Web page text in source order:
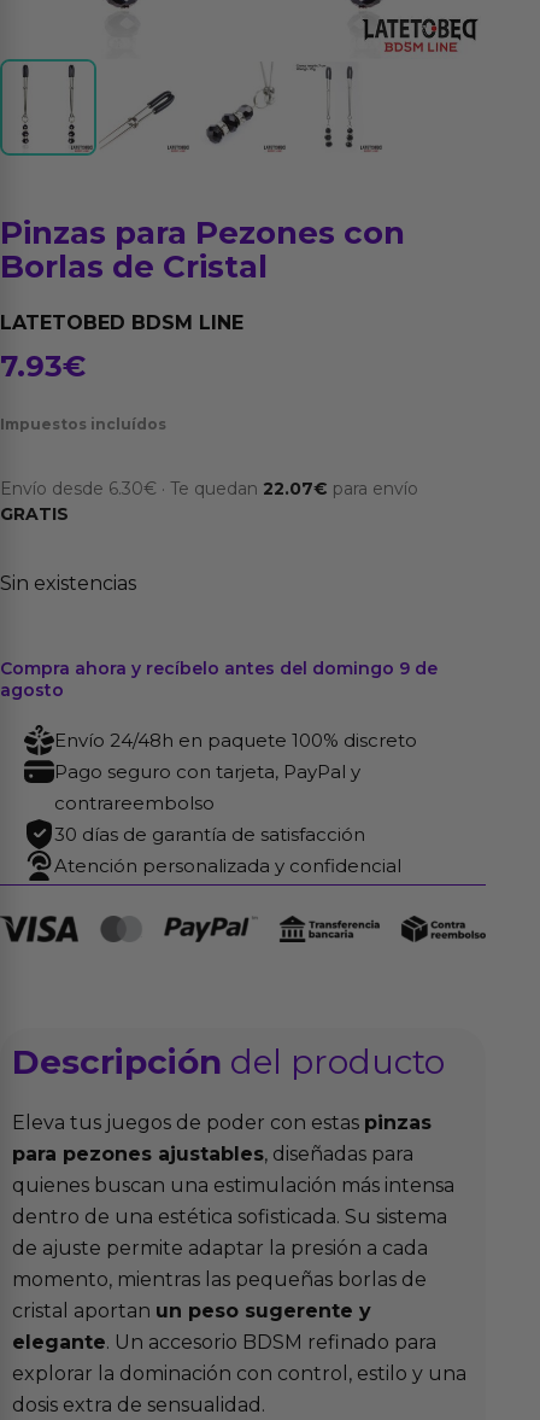
Pinzas para Pezones con
Borlas de Cristal
LATETOBED BDSM LINE
7.93€
Impuestos incluídos
Envío desde 6.30€ · Te quedan 22.07€ para envío
GRATIS
Sin existencias
Compra ahora y recíbelo antes del domingo 9 de
agosto
Envío 24/48h en paquete 100% discreto
Pago seguro con tarjeta, PayPal y
contrareembolso
30 días de garantía de satisfacción
Atención personalizada y confidencial
Descripción del producto
Eleva tus juegos de poder con estas pinzas
para pezones ajustables, diseñadas para
quienes buscan una estimulación más intensa
dentro de una estética sofisticada. Su sistema
de ajuste permite adaptar la presión a cada
momento, mientras las pequeñas borlas de
cristal aportan un peso sugerente y
elegante. Un accesorio BDSM refinado para
explorar la dominación con control, estilo y una
dosis extra de sensualidad.